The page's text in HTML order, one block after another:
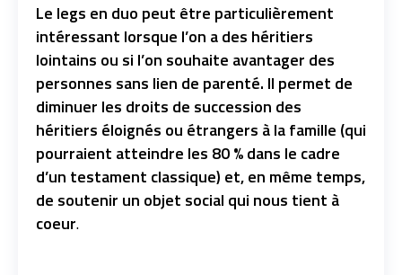
Le legs en duo peut être particulièrement
intéressant lorsque l’on a des héritiers
lointains ou si l’on souhaite avantager des
personnes sans lien de parenté. Il permet de
diminuer les droits de succession des
héritiers éloignés ou étrangers à la famille (qui
pourraient atteindre les 80 % dans le cadre
d’un testament classique) et, en même temps,
de soutenir un objet social qui nous tient à
coeur.